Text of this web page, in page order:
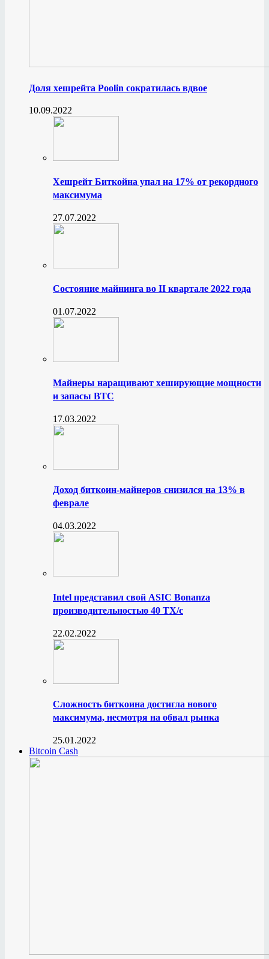
Доля хешрейта Poolin сократилась вдвое
10.09.2022
Хешрейт Биткойна упал на 17% от рекордного
максимума
27.07.2022
Состояние майнинга во II квартале 2022 года
01.07.2022
Майнеры наращивают хеширующие мощности
и запасы BTC
17.03.2022
Доход биткоин-майнеров снизился на 13% в
феврале
04.03.2022
Intel представил свой ASIC Bonanza
производительностью 40 ТХ/с
22.02.2022
Сложность биткоина достигла нового
максимума, несмотря на обвал рынка
25.01.2022
Bitcoin Cash